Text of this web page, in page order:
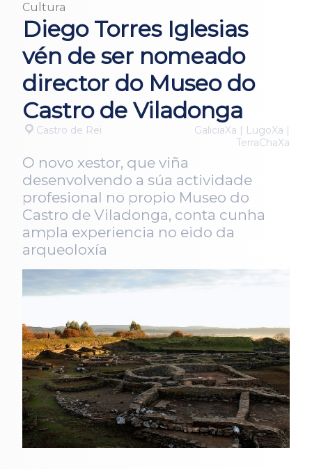
Cultura
Diego Torres Iglesias
vén de ser nomeado
director do Museo do
Castro de Viladonga
Castro de Rei
GaliciaXa | LugoXa |
TerraChaXa
O novo xestor, que viña
desenvolvendo a súa actividade
profesional no propio Museo do
Castro de Viladonga, conta cunha
ampla experiencia no eido da
arqueoloxía